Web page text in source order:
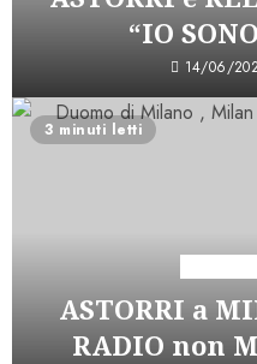
“IO
14/06/
3 minuti letti
ASTORRI a
RADIO non